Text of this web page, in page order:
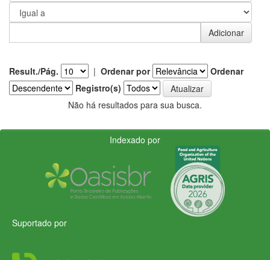
Result./Pág. | Ordenar por
Ordenar
Registro(s)
Não há resultados para sua busca.
Indexado por
Suportado por